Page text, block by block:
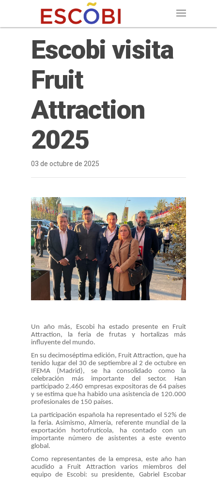
Escobi visita
Fruit
Attraction
2025
03 de octubre de 2025
Un año más, Escobi ha estado presente en Fruit
Attraction, la feria de frutas y hortalizas más
influyente del mundo.
En su decimoséptima edición, Fruit Attraction, que ha
tenido lugar del 30 de septiembre al 2 de octubre en
IFEMA (Madrid), se ha consolidado como la
celebración más importante del sector. Han
participado 2.460 empresas expositoras de 64 países
y se estima que ha habido una asistencia de 120.000
profesionales de 150 países.
La participación española ha representado el 52% de
la feria. Asimismo, Almería, referente mundial de la
exportación hortofrutícola, ha contado con un
importante número de asistentes a este evento
global.
Como representantes de la empresa, este año han
acudido a Fruit Attraction varios miembros del
equipo de Escobi: su presidente, Gabriel Escobar